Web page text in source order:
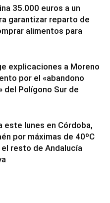
35.000 euros a un
garantizar reparto de
alimentos para
explicaciones a Moreno
por el «abandono
del Polígono Sur de
este lunes en Córdoba,
por máximas de 40ºC
resto de Andalucía